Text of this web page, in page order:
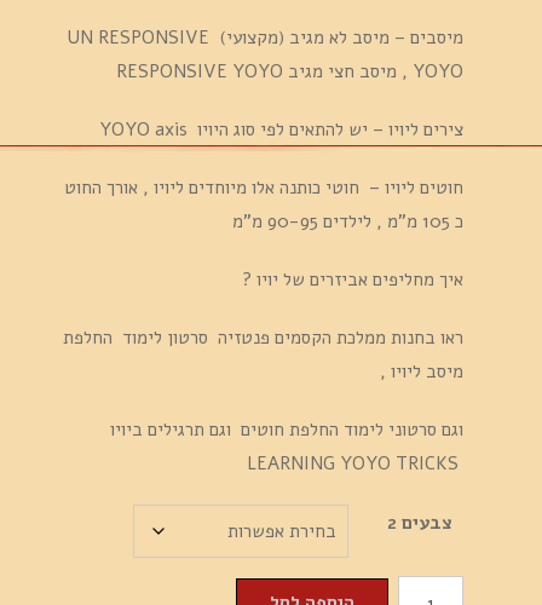
מיסבים – מיסב לא מגיב (מקצועי) UN RESPONSIVE
YOYO , מיסב חצי מגיב RESPONSIVE YOYO
צירים ליויו – יש להתאים לפי סוג היויו YOYO axis
חוטים ליויו – חוטי כותנה אלו מיוחדים ליויו , אורך החוט
כ 105 מ"מ , לילדים 90-95 מ"מ
איך מחליפים אביזרים של יויו ?
ראו בחנות ממלכת הקסמים פנטזיה סרטון לימוד החלפת
מיסב ליויו ,
וגם סרטוני לימוד החלפת חוטים וגם תרגילים ביויו
צבעים 2